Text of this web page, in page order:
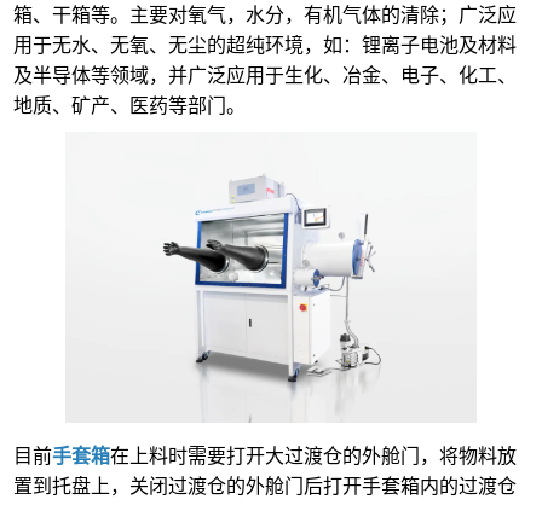
箱、干箱等。主要对氧气，水分，有机气体的清除；广泛应
用于无水、无氧、无尘的超纯环境，如：锂离子电池及材料
及半导体等领域，并广泛应用于生化、冶金、电子、化工、
地质、矿产、医药等部门。
目前手套箱在上料时需要打开大过渡仓的外舱门，将物料放
置到托盘上，关闭过渡仓的外舱门后打开手套箱内的过渡仓